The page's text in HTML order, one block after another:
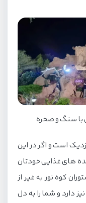
با سنگ و صخره
است و اگر در این
های غذایی خودتان
کوه نور به غیر از
دارد و شما را به دل